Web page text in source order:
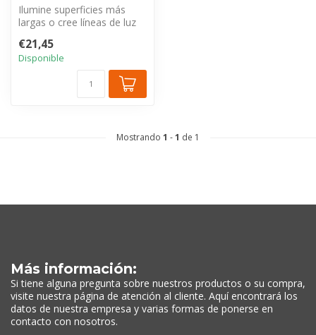
Ilumine superficies más
largas o cree líneas de luz
...
€21,45
Disponible
Mostrando 1 -1 de 1
Más información:
Si tiene alguna pregunta sobre nuestros productos o su compra,
visite nuestra página de atención al cliente. Aquí encontrará los
datos de nuestra empresa y varias formas de ponerse en
contacto con nosotros.